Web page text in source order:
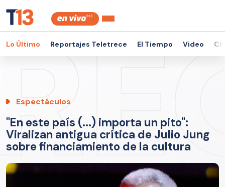
Lo Último Reportajes Teletrece El Tiempo Video
Espectáculos
"En este país (...) importa un pito":
Viralizan antigua crítica de Julio Jung
sobre financiamiento de la cultura